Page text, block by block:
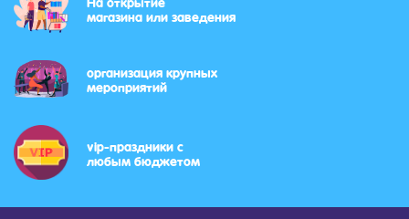
магазина или заведения
организация крупных
мероприятий
vip-праздники с
любым бюджетом